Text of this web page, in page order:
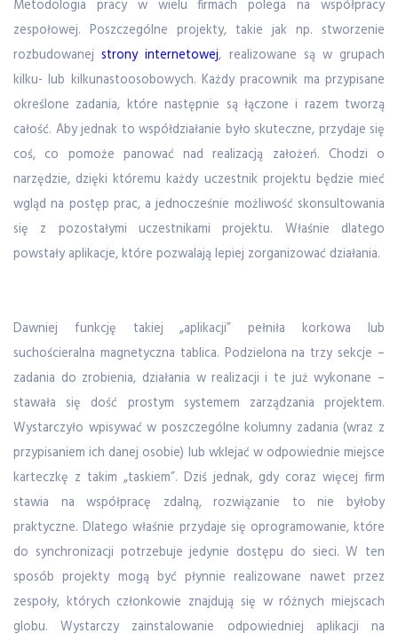
Metodologia pracy w wielu firmach polega na współpracy
zespołowej. Poszczególne projekty, takie jak np. stworzenie
rozbudowanejstrony internetowej, realizowane są w grupach
kilku- lub kilkunastoosobowych. Każdy pracownik ma przypisane
określone zadania, które następnie są łączone i razem tworzą
całość. Aby jednak to współdziałanie było skuteczne, przydaje się
coś, co pomoże panować nad realizacją założeń. Chodzi o
narzędzie, dzięki któremu każdy uczestnik projektu będzie mieć
wgląd na postęp prac, a jednocześnie możliwość skonsultowania
się z pozostałymi uczestnikami projektu. Właśnie dlatego
powstały aplikacje, które pozwalają lepiej zorganizować działania.
Dawniej funkcję takiej „aplikacji” pełniła korkowa lub
suchościeralna magnetyczna tablica. Podzielona na trzy sekcje –
zadania do zrobienia, działania w realizacji i te już wykonane –
stawała się dość prostym systemem zarządzania projektem.
Wystarczyło wpisywać w poszczególne kolumny zadania (wraz z
przypisaniem ich danej osobie) lub wklejać w odpowiednie miejsce
karteczkę z takim „taskiem”. Dziś jednak, gdy coraz więcej firm
stawia na współpracę zdalną, rozwiązanie to nie byłoby
praktyczne. Dlatego właśnie przydaje się oprogramowanie, które
do synchronizacji potrzebuje jedynie dostępu do sieci. W ten
sposób projekty mogą być płynnie realizowane nawet przez
zespoły, których członkowie znajdują się w różnych miejscach
globu. Wystarczy zainstalowanie odpowiedniej aplikacji na